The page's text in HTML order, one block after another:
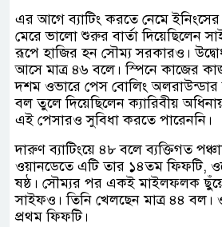
এর আগে ব্যাটিং করতে নেমে
মেরে ভালো শুরুর বার্তা দিয়েছিলেন
রূপে হাজির হন সৌম্য সরকারও।
আসে মাত্র ৪৬ বলে। স্পিনে কাজের
দশম ওভারে পেস বোলিং অলরাউন্ডার
বল তুলে দিয়েছিলেন ক্যারিবীয়
এই পেসারও সুবিধা করতে পারেননি।
দারুণ ব্যাটিংয়ে ৪৮ বলে ব্যক্তিগত
ওয়ানডেতে এটি তার ১৪তম ফিফটি,
ষষ্ঠ। সৌম্যর পর একই মাইলফলক
সাইফও। তিনি খেলছেন মাত্র ৪৪ বল।
প্রথম ফিফটি।